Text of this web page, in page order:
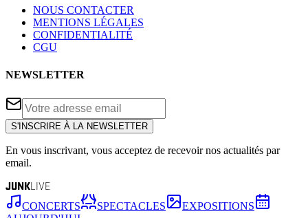
NOUS CONTACTER
MENTIONS LÉGALES
CONFIDENTIALITÉ
CGU
NEWSLETTER
S'INSCRIRE À LA NEWSLETTER
En vous inscrivant, vous acceptez de recevoir nos actualités par
email.
JUNKLIVE
CONCERTS SPECTACLES
EXPOSITIONS